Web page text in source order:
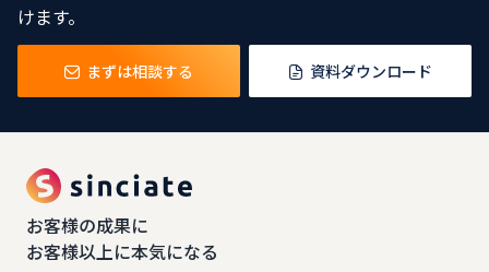
けます。
まずは相談する 資料ダウンロード
お客様の成果に
お客様以上に本気になる